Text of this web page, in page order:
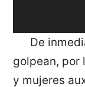
De
golpean, por
y mujeres